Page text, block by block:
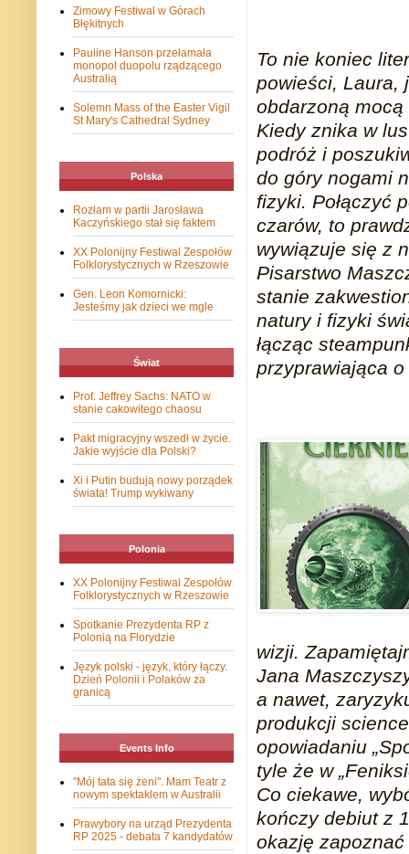
To nie koniec
powieści, Laura,
obdarzoną
Kiedy znika w
podróż i
do góry nogami
fizyki. Połączyć
czarów, to
wywiązuje się z
Pisarstwo
stanie
natury i fizyki
łącząc
przyprawiająca o
wizji.
Jana
a nawet,
produkcji
opowiadaniu
tyle że w
Co ciekawe,
kończy debiut z
okazję
Zimowy Festiwal w Górach
Błękitnych
Pauline Hanson przełamała
monopol duopolu rządzącego
Australią
Solemn Mass of the Easter Vigil
St Mary's Cathedral Sydney
Polska
Rozłam w partii Jarosława
Kaczyńskiego stał się faktem
XX Polonijny Festiwal Zespołów
Folklorystycznych w Rzeszowie
Gen. Leon Komornicki:
Jesteśmy jak dzieci we mgle
Świat
Prof. Jeffrey Sachs: NATO w
stanie cakowitego chaosu
Pakt migracyjny wszedł w życie.
Jakie wyjście dla Polski?
Xi i Putin budują nowy porządek
świata! Trump wykiwany
Polonia
XX Polonijny Festiwal Zespołów
Folklorystycznych w Rzeszowie
Spotkanie Prezydenta RP z
Polonią na Florydzie
Język polski - język, który łączy.
Dzień Polonii i Polaków za
granicą
Events Info
"Mój tata się żeni". Mam Teatr z
nowym spektaklem w Australii
Prawybory na urząd Prezydenta
RP 2025 - debata 7 kandydatów